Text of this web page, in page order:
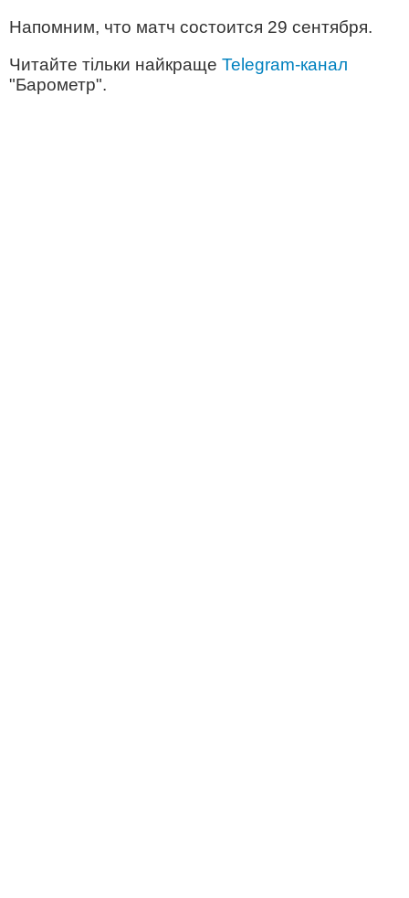
Напомним, что матч состоится 29 сентября.
Читайте тільки найкраще Telegram-канал
"Барометр".